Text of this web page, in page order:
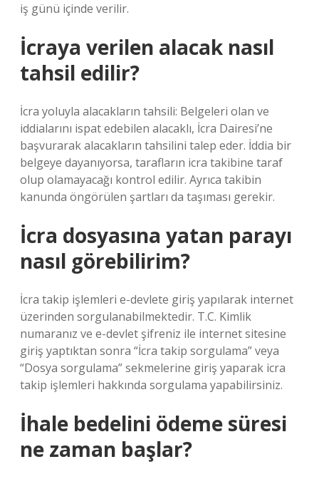
iş günü içinde verilir.
İcraya verilen alacak nasıl
tahsil edilir?
İcra yoluyla alacakların tahsili: Belgeleri olan ve
iddialarını ispat edebilen alacaklı, İcra Dairesi’ne
başvurarak alacakların tahsilini talep eder. İddia bir
belgeye dayanıyorsa, tarafların icra takibine taraf
olup olamayacağı kontrol edilir. Ayrıca takibin
kanunda öngörülen şartları da taşıması gerekir.
İcra dosyasına yatan parayı
nasıl görebilirim?
İcra takip işlemleri e-devlete giriş yapılarak internet
üzerinden sorgulanabilmektedir. T.C. Kimlik
numaranız ve e-devlet şifreniz ile internet sitesine
giriş yaptıktan sonra “İcra takip sorgulama” veya
“Dosya sorgulama” sekmelerine giriş yaparak icra
takip işlemleri hakkında sorgulama yapabilirsiniz.
İhale bedelini ödeme süresi
ne zaman başlar?